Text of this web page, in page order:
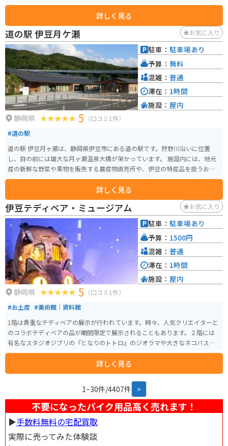
る。 ・城ヶ崎海岸：溶岩の岸壁が広がる海岸。 ・門脇吊橋：高さ23m、長さ
48mの吊橋。海を見下ろすスリル満点のスポット。 ・大室山：標高580mの
火山。リフトで山頂まで行ける、山頂から360度のパノラマビュー（相模湾、
伊豆七島、富士山など）、すり鉢状の地形と遊歩道があり、散策が楽しめ
る。 ・美術館：伊豆テディベア・ミュージアム：テディベアの展示、伊豆ガ
ラスと工芸美術館：ガラス工芸作品の展示。 ・カフェ・グルメ：地元食材を
使ったランチやスイーツが楽しめる、オーシャンビューのカフェが多く、海
を眺めながら過ごせる。 ・温泉：赤沢温泉郷：源泉かけ流しの温泉施設・高
原の湯：露天風呂から海を眺められる温泉。 上記の通り、伊豆高原には絶景
スポット、ツーリング向けのルート、温泉、美術館、カフェなど、多様な楽
しみ方ができるスポットが揃っています。
詳しく見る
道の駅 伊豆月ケ瀬 お気に入り
静岡県 5 （口コミ1件）
#道の駅
道の駅 伊豆月ヶ瀬は、静岡県伊豆市にある道の駅です。狩野川沿いに位置
し、目の前には雄大な月ヶ瀬温泉大橋が架かっています。 施設内には、地元
産の新鮮な野菜や果物を販売する農産物直売所や、伊豆の特産品を扱うお土
産コーナーがあります。 食事処では、地元産の食材を使った蕎麦や猪鍋など
も人気があります。 周辺には、伊豆スカイラインや西伊豆スカイラインなど
のワインディングロードがあり、多くのライダーが訪れます。道の駅には、
バイクスタンドや休憩スペースも用意されているので、ツーリングの休憩に
最適です。 伊豆月ヶ瀬は、温泉地としても知られており、日帰り温泉施設も
あります。 雄大な自然の中で、地元の美味しいものを味わったり、温泉で疲
れを癒したり、思い思いの時間を過ごすことができます。
詳しく見る
駐車： 駐車場あり
予算： 無料
混雑： 普通
滞在： 1時間
施設： 屋内
伊豆テディベア・ミュージアム お気に入り
静岡県 5 （口コミ1件）
#お土産 #美術館｜資料館
1階は貴重なテディベアの展示が行われています。時々、人気クリエイターと
のコラボテディベアの品が期間限定で展示されることもあります。２階には
有名なスタジオジブリの『となりのトトロ』のジオラマや大きなネコバスな
ど、作品にまつわる品が数多く展示されています。ネコバスには乗ることもで
き、思わず童心に帰れます。ショップではオリジナルテディベアが作れるワー
クショップも開催されており、お土産にも最適です。
詳しく見る
駐車： 駐車場あり
予算： 1500円
混雑： 普通
滞在： 1時間
施設： 屋内
1~30件/4407件 >
不要になったバイク用品高く売れます！
▶︎手数料無料の宅配買取
実際に売ってみた体験談